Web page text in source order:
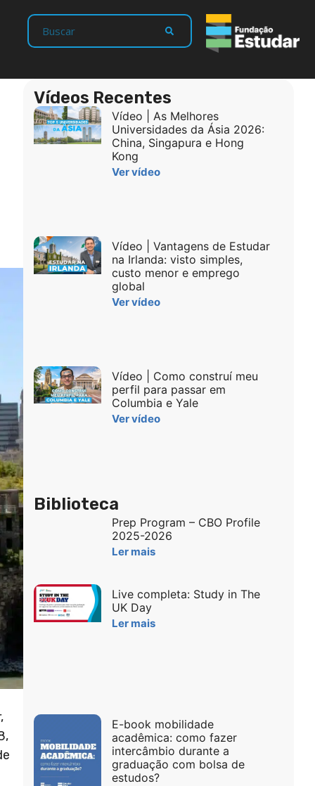
Vídeos Recentes
Vídeo | As Melhores
Universidades da Ásia 2026:
China, Singapura e Hong
Kong
Ver vídeo
Vídeo | Vantagens de Estudar
na Irlanda: visto simples,
custo menor e emprego
global
Ver vídeo
Vídeo | Como construí meu
perfil para passar em
Columbia e Yale
Ver vídeo
Biblioteca
Prep Program – CBO Profile
2025-2026
Ler mais
Live completa: Study in The
UK Day
Ler mais
E-book mobilidade
acadêmica: como fazer
intercâmbio durante a
graduação com bolsa de
estudos?